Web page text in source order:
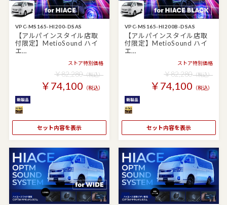
VPC-MS165-HI200-DSAS
【アルパインスタイル店取
付限定】MetioSound ハイ
エ…
ストア特別価格
￥82,280（税込）
￥74,100 （税込）
セット内容を表示
VPC-MS165-HI200B-DSAS
【アルパインスタイル店取
付限定】MetioSound ハイ
エ…
ストア特別価格
￥82,280（税込）
￥74,100 （税込）
セット内容を表示